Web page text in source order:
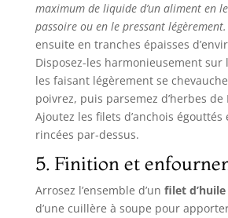
maximum de liquide d’un aliment en
passoire ou en le pressant légèrement.
ensuite en tranches épaisses
Disposez-les harmonieusement sur
les faisant légèrement se
poivrez, puis parsemez d’herbes de
Ajoutez les filets d’anchois égouttés
rincées par-dessus.
5. Finition et
Arrosez l’ensemble d’un filet d’huile
d’une cuillère à soupe pour